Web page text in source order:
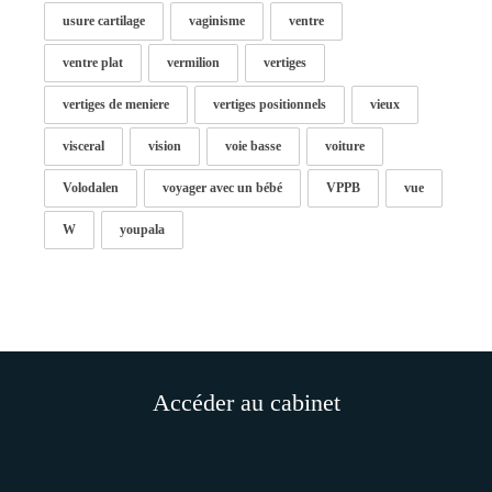
usure cartilage vaginisme ventre
ventre plat vermilion vertiges
vertiges de meniere vertiges positionnels vieux
visceral vision voie basse voiture
Volodalen voyager avec un bébé VPPB vue
W youpala
Accéder au cabinet